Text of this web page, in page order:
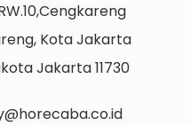
Kota Jakarta
Jakarta 11730